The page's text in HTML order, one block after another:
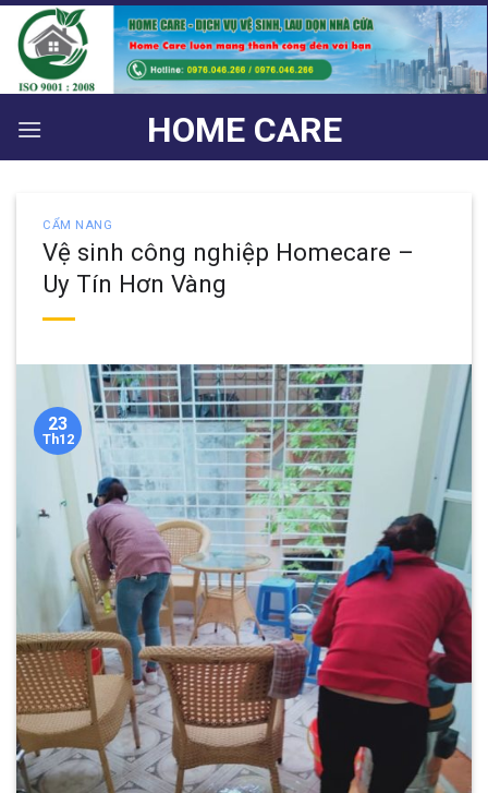
Bỏ
qua
nội
dung
HOME CARE
CẨM NANG
Vệ sinh công nghiệp Homecare –
Uy Tín Hơn Vàng
23
Th12